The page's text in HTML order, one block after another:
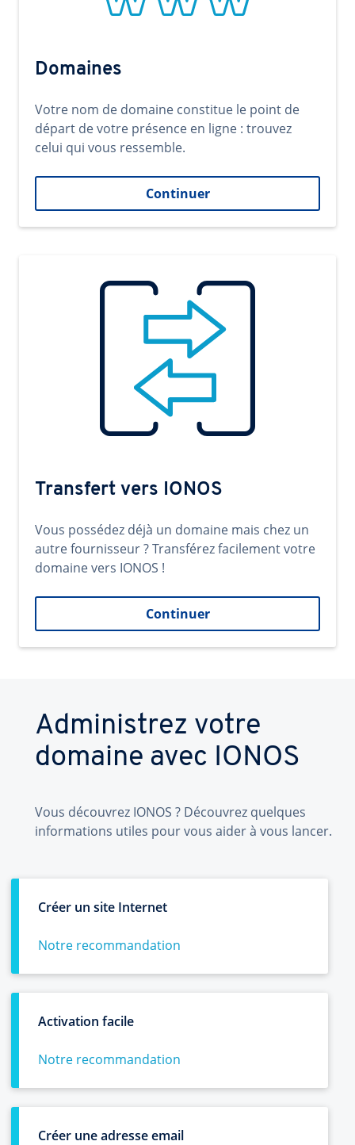
Domaines
Votre nom de domaine constitue le point de
départ de votre présence en ligne : trouvez
celui qui vous ressemble.
Continuer
Transfert vers IONOS
Vous possédez déjà un domaine mais chez un
autre fournisseur ? Transférez facilement votre
domaine vers IONOS !
Continuer
Administrez votre
domaine avec IONOS
Vous découvrez IONOS ? Découvrez quelques
informations utiles pour vous aider à vous lancer.
Créer un site Internet
Notre recommandation
Activation facile
Notre recommandation
Créer une adresse email